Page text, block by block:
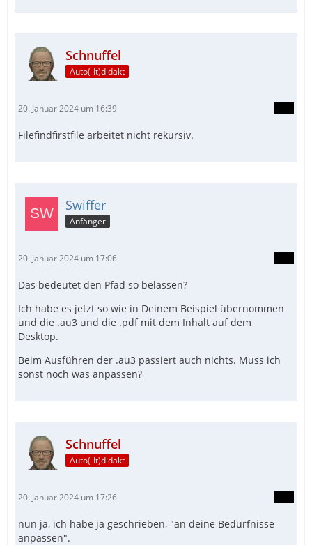
Schnuffel
Auto(-It)didakt
20. Januar 2024 um 16:39
Filefindfirstfile arbeitet nicht rekursiv.
Swiffer
Anfänger
20. Januar 2024 um 17:06
Das bedeutet den Pfad so belassen?
Ich habe es jetzt so wie in Deinem Beispiel übernommen
und die .au3 und die .pdf mit dem Inhalt auf dem
Desktop.
Beim Ausführen der .au3 passiert auch nichts. Muss ich
sonst noch was anpassen?
Schnuffel
Auto(-It)didakt
20. Januar 2024 um 17:26
nun ja, ich habe ja geschrieben, "an deine Bedürfnisse
anpassen".